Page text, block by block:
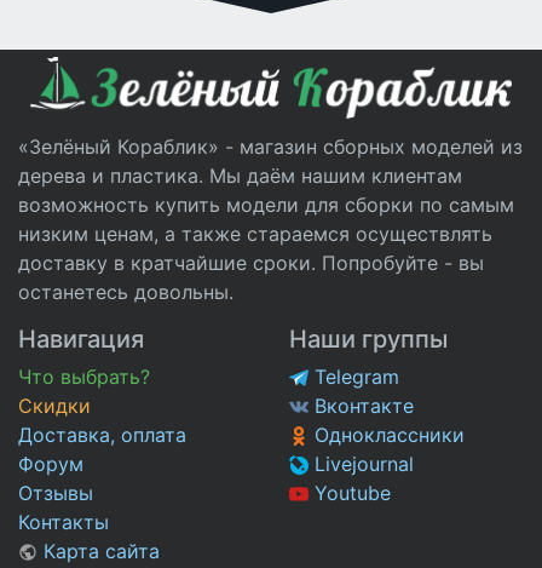
«Зелёный Кораблик» - магазин сборных моделей из
дерева и пластика. Мы даём нашим клиентам
возможность купить модели для сборки по самым
низким ценам, а также стараемся осуществлять
доставку в кратчайшие сроки. Попробуйте - вы
останетесь довольны.
Навигация
Что выбрать?
Скидки
Доставка, оплата
Форум
Отзывы
Контакты
Карта сайта
Наши группы
Telegram
Вконтакте
Одноклассники
Livejournal
Youtube